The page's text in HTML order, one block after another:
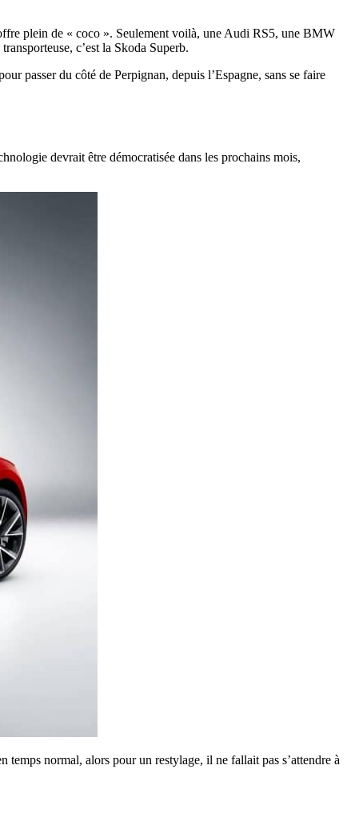
plein de « coco ». Seulement voilà, une Audi RS5, une BMW
c’est la Skoda Superb.
passer du côté de Perpignan, depuis l’Espagne, sans se faire
devrait être démocratisée dans les prochains mois,
normal, alors pour un restylage, il ne fallait pas s’attendre à